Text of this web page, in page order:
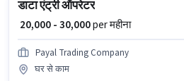
डाटा एंट्री ऑपरेटर
₹ 20,000 - 30,000per महीना
Payal Trading Company
घर से काम